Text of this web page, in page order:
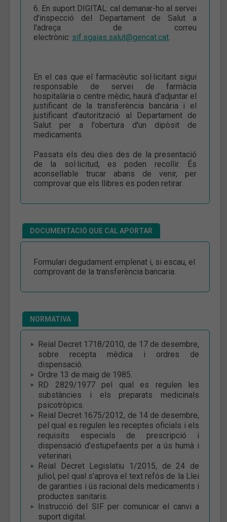
6. En suport DIGITAL: cal demanar-ho al servei
d'inspecció del Departament de Salut a
l'adreça de correu
electrònic: sif.sgaias.salut@gencat.cat.
En el cas que el farmacèutic sol·licitant sigui
responsable de servei de farmàcia
hospitalària o centre mèdic, haurà d'adjuntar el
justificant de la transferència bancària i el
justificant d'autorització al Departament de
Salut per a l'obertura d'un dipòsit de
medicaments.
Passats els deu dies des de la presentació
de la sol·licitud, es poden recollir. És
aconsellable trucar abans de venir, per
comprovar que els llibres es poden retirar.
DOCUMENTACIÓ QUE CAL APORTAR
Formulari degudament emplenat i, si escau, el
comprovant de la transferència bancaria.
NORMATIVA
Reial Decret 1718/2010, de 17 de desembre,
sobre recepta mèdica i ordres de
dispensació.
Ordre 13 de maig de 1985.
RD 2829/1977 pel qual es regulen les
substàncies i els preparats medicinals
psicotròpics.
Reial Decret 1675/2012, de 14 de desembre,
pel qual es regulen les receptes oficials i els
requisits especials de prescripció i
dispensació d’estupefaents per a ús humà i
veterinari.
Reial Decret Legislatiu 1/2015, de 24 de
juliol, pel qual s’aprova el text refós de la Llei
de garanties i ús racional dels medicaments i
productes sanitaris.
Instrucció del SIF per comunicar el canvi a
suport digital.